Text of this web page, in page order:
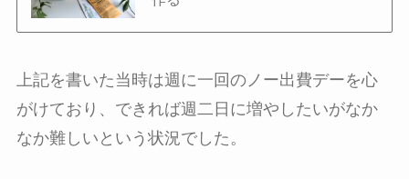
上記を書いた当時は週に一回のノー出費デーを心
がけており、できれば週二日に増やしたいがなか
なか難しいという状況でした。